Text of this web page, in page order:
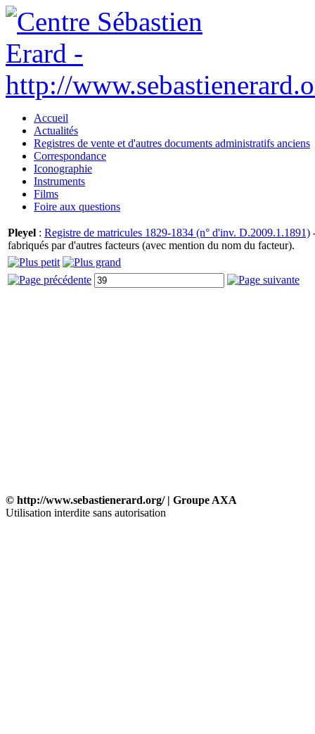
Accueil
Actualités
Registres de vente et d'autres documents administratifs anciens
Correspondance
Iconographie
Instruments
Films
Foire aux questions
Pleyel : Registre de matricules 1829-1834 (n° d'inv. D.2009.1.1891)
fabriqués par d'autres facteurs (avec mention du nom du facteur).
© http://www.sebastienerard.org/ | Groupe AXA
Utilisation interdite sans autorisation